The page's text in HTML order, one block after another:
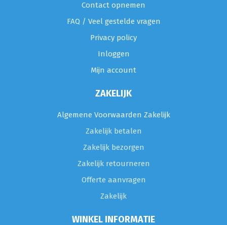
Contact opnemen
FAQ / Veel gestelde vragen
Privacy policy
Inloggen
Mijn account
ZAKELIJK
Algemene Voorwaarden Zakelijk
Zakelijk betalen
Zakelijk bezorgen
Zakelijk retourneren
Offerte aanvragen
Zakelijk
WINKEL INFORMATIE